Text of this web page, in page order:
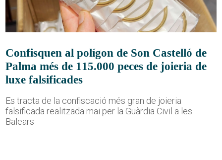
Confisquen al polígon de Son Castelló de
Palma més de 115.000 peces de joieria de
luxe falsificades
Es tracta de la confiscació més gran de joieria
falsificada realitzada mai per la Guàrdia Civil a les
Balears